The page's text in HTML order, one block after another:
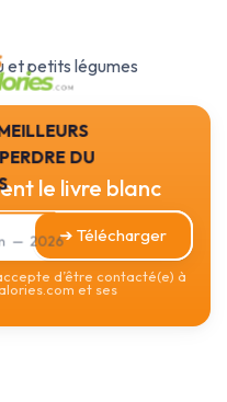
et petits légumes
du
— 2026
le livre blanc
➔ Télécharger
d’être contacté(e) à
et ses